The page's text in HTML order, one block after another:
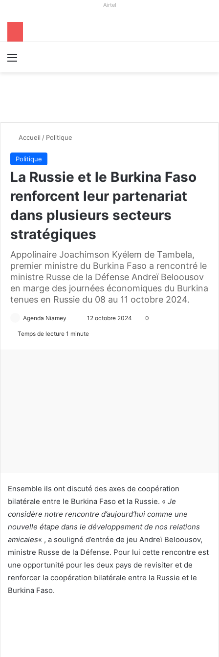
Airtel
Accueil / Politique
Politique
La Russie et le Burkina Faso
renforcent leur partenariat
dans plusieurs secteurs
stratégiques
Appolinaire Joachimson Kyélem de Tambela,
premier ministre du Burkina Faso a rencontré le
ministre Russe de la Défense Andreï Beloousov
en marge des journées économiques du Burkina
tenues en Russie du 08 au 11 octobre 2024.
Agenda Niamey
n
e
l
12 octobre 2024 0
Temps de lecture 1 minute
Ensemble ils ont discuté des axes de coopération
bilatérale entre le Burkina Faso et la Russie. « Je
considère notre rencontre d’aujourd’hui comme une
nouvelle étape dans le développement de nos relations
amicales« , a souligné d’entrée de jeu Andreï Beloousov,
ministre Russe de la Défense. Pour lui cette rencontre est
une opportunité pour les deux pays de revisiter et de
renforcer la coopération bilatérale entre la Russie et le
Burkina Faso.